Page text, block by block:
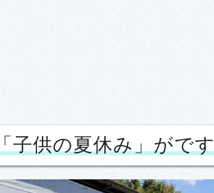
「子供の夏休み」がです